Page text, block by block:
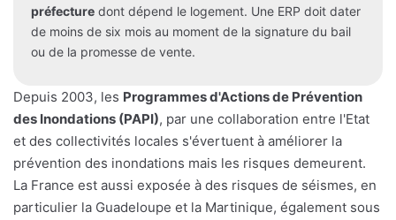
préfecture dont dépend le logement. Une ERP doit dater
de moins de six mois au moment de la signature du bail
ou de la promesse de vente.
Depuis 2003, les Programmes d'Actions de Prévention
des Inondations (PAPI), par une collaboration entre l'Etat
et des collectivités locales s'évertuent à améliorer la
prévention des inondations mais les risques demeurent.
La France est aussi exposée à des risques de séismes, en
particulier la Guadeloupe et la Martinique, également sous